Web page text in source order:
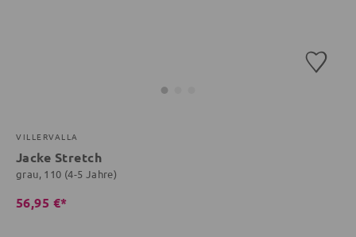
VILLERVALLA
Jacke Stretch
grau, 110 (4-5 Jahre)
56,95 €*